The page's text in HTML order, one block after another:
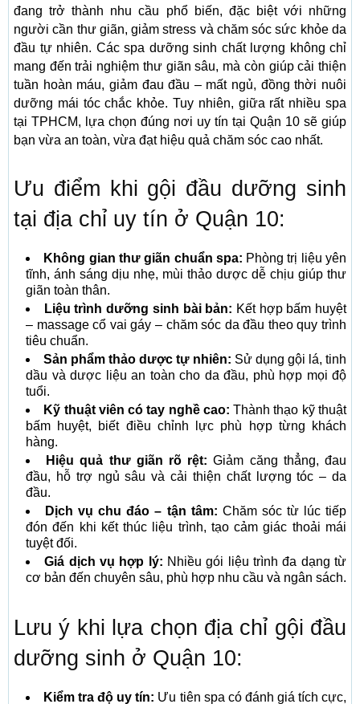
đang trở thành nhu cầu phổ biến, đặc biệt với những
người cần thư giãn, giảm stress và chăm sóc sức khỏe da
đầu tự nhiên. Các spa dưỡng sinh chất lượng không chỉ
mang đến trải nghiệm thư giãn sâu, mà còn giúp cải thiện
tuần hoàn máu, giảm đau đầu – mất ngủ, đồng thời nuôi
dưỡng mái tóc chắc khỏe. Tuy nhiên, giữa rất nhiều spa
tại TPHCM, lựa chọn đúng nơi uy tín tại Quận 10 sẽ giúp
bạn vừa an toàn, vừa đạt hiệu quả chăm sóc cao nhất.
Ưu điểm khi gội đầu dưỡng sinh
tại địa chỉ uy tín ở Quận 10:
Không gian thư giãn chuẩn spa: Phòng trị liệu yên
tĩnh, ánh sáng dịu nhẹ, mùi thảo dược dễ chịu giúp thư
giãn toàn thân.
Liệu trình dưỡng sinh bài bản: Kết hợp bấm huyệt
– massage cổ vai gáy – chăm sóc da đầu theo quy trình
tiêu chuẩn.
Sản phẩm thảo dược tự nhiên: Sử dụng gội lá, tinh
dầu và dược liệu an toàn cho da đầu, phù hợp mọi độ
tuổi.
Kỹ thuật viên có tay nghề cao: Thành thạo kỹ thuật
bấm huyệt, biết điều chỉnh lực phù hợp từng khách
hàng.
Hiệu quả thư giãn rõ rệt: Giảm căng thẳng, đau
đầu, hỗ trợ ngủ sâu và cải thiện chất lượng tóc – da
đầu.
Dịch vụ chu đáo – tận tâm: Chăm sóc từ lúc tiếp
đón đến khi kết thúc liệu trình, tạo cảm giác thoải mái
tuyệt đối.
Giá dịch vụ hợp lý: Nhiều gói liệu trình đa dạng từ
cơ bản đến chuyên sâu, phù hợp nhu cầu và ngân sách.
Lưu ý khi lựa chọn địa chỉ gội đầu
dưỡng sinh ở Quận 10:
Kiểm tra độ uy tín: Ưu tiên spa có đánh giá tích cực,